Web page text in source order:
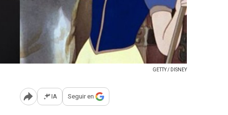
GETTY / DISNEY
Abrir opciones para compartir
IA Seguir en